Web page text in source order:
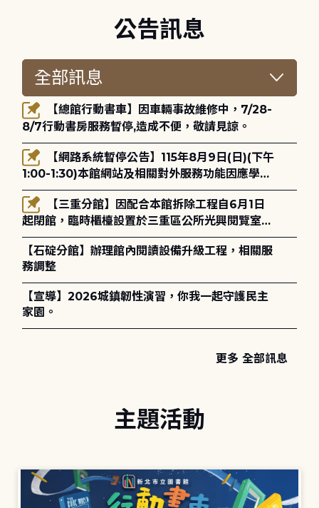
公告訊息
8/7行動書房服務暫停,造成不便，敬請見諒。
1:00-1:30)本館網站及相關對外服務功能因應學術
網路升級更新將暫停服務。
起閉館，臨時櫃檯設置於三重區公所光興閱覽室，
造成不便，敬請見諒。
【石碇分館】辦理館內閱讀設備升級工程，相關服
務調整
【宣導】2026城鎮韌性演習，你我一起守護民主
家園。
更多 全部訊息
主題活動